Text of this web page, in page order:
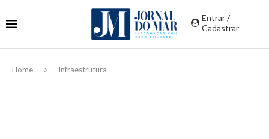
Entrar /
Cadastrar
Home Infraestrutura